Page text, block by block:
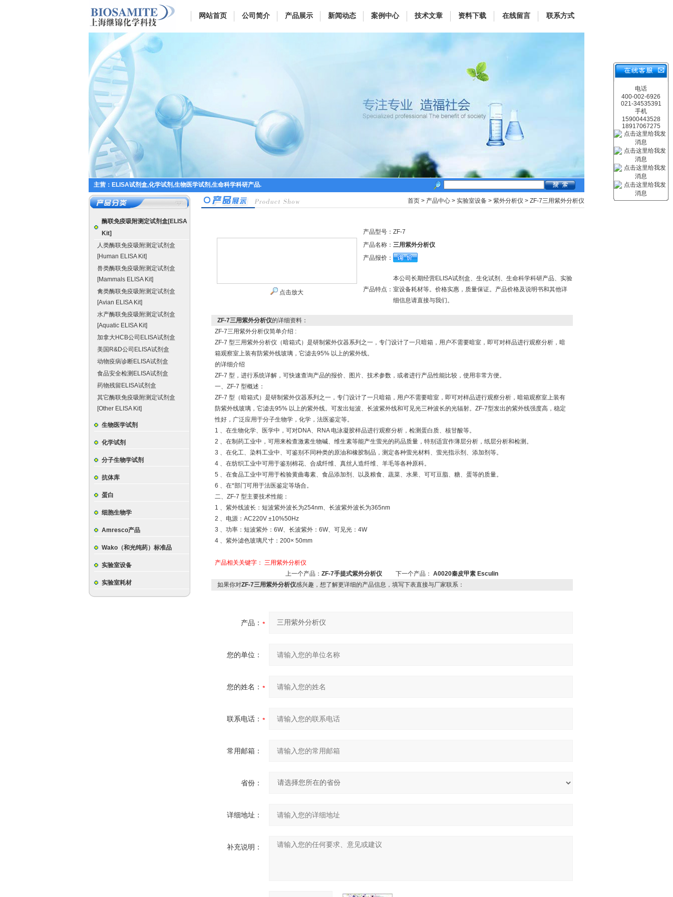
网站首页 公司简介 产品展示 新闻动态 案例中心 技术文章 资料下载 在线留言 联系方式
主营：ELISA试剂盒,化学试剂,生物医学试剂,生命科学科研产品.
酶联免疫吸附测定试剂盒[ELISA
Kit]
人类酶联免疫吸附测定试剂盒
[Human ELISA Kit]
兽类酶联免疫吸附测定试剂盒
[Mammals ELISA Kit]
禽类酶联免疫吸附测定试剂盒
[Avian ELISA Kit]
水产酶联免疫吸附测定试剂盒
[Aquatic ELISA Kit]
加拿大HCB公司ELISA试剂盒
美国R&D公司ELISA试剂盒
动物疫病诊断ELISA试剂盒
食品安全检测ELISA试剂盒
药物残留ELISA试剂盒
其它酶联免疫吸附测定试剂盒
[Other ELISA Kit]
生物医学试剂
化学试剂
分子生物学试剂
抗体库
蛋白
细胞生物学
Amresco产品
Wako（和光纯药）标准品
实验室设备
实验室耗材
首页 > 产品中心 > 实验室设备 > 紫外分析仪 > ZF-7三用紫外分析仪
点击放大
产品型号： ZF-7
产品名称： 三用紫外分析仪
产品报价：
产品特点：
本公司长期经营ELISA试剂盒、生化试剂、生命科学科研产品、实验
室设备耗材等。价格实惠，质量保证。产品价格及说明书和其他详
细信息请直接与我们。
ZF-7三用紫外分析仪的详细资料：
ZF-7三用紫外分析仪简单介绍 :
ZF-7 型三用紫外分析仪（暗箱式）是研制紫外仪器系列之一，专门设计了一只暗箱，用户不需要暗室，即可对样品进行观察分析，暗
箱观察室上装有防紫外线玻璃，它滤去95% 以上的紫外线。
的详细介绍
ZF-7 型，进行系统详解，可快速查询产品的报价、图片、技术参数，或者进行产品性能比较，使用非常方便。
一、ZF-7 型概述：
ZF-7 型（暗箱式）是研制紫外仪器系列之一，专门设计了一只暗箱，用户不需要暗室，即可对样品进行观察分析，暗箱观察室上装有
防紫外线玻璃，它滤去95% 以上的紫外线。可发出短波、长波紫外线和可见光三种波长的光辐射。ZF-7型发出的紫外线强度高，稳定
性好，广泛应用于分子生物学，化学，法医鉴定等。
1 、在生物化学、医学中，可对DNA、RNA 电泳凝胶样品进行观察分析，检测蛋白质、核甘酸等。
2 、在制药工业中，可用来检查激素生物碱、维生素等能产生萤光的药品质量，特别适宜作薄层分析，纸层分析和检测。
3 、在化工、染料工业中、可鉴别不同种类的原油和橡胶制品，测定各种萤光材料、萤光指示剂、添加剂等。
4 、在纺织工业中可用于鉴别棉花、合成纤维、真丝人造纤维、羊毛等各种原科。
5 、在食品工业中可用于检验黄曲毒素、食品添加剂、以及粮食、蔬菜、水果、可可豆脂、糖、蛋等的质量。
6 、在*部门可用于法医鉴定等场合。
二、ZF-7 型主要技术性能：
1 、紫外线波长：短波紫外波长为254nm、长波紫外波长为365nm
2 、电源：AC220V ±10%50Hz
3 、功率：短波紫外：6W、长波紫外：6W、可见光：4W
4 、紫外滤色玻璃尺寸：200× 50mm
产品相关关键字： 三用紫外分析仪
上一个产品： ZF-7手提式紫外分析仪 下一个产品： A0020秦皮甲素 Esculin
如果你对ZF-7三用紫外分析仪感兴趣，想了解更详细的产品信息，填写下表直接与厂家联系：
产品：
您的单位：
您的姓名：
联系电话：
常用邮箱：
省份：
详细地址：
补充说明：
电话
400-002-6926
021-34535391
手机
15900443528
18917067275